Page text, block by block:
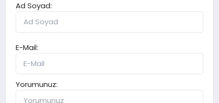
Ad Soyad:
E-Mail:
Yorumunuz: